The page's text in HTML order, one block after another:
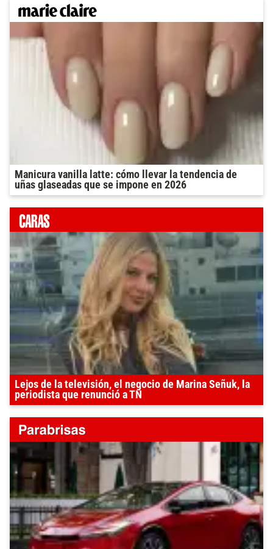
Manicura vanilla latte: cómo llevar la tendencia de
uñas glaseadas que se impone en 2026
Lejos de la televisión, el negocio de Marina Señuk, la
periodista que renunció a TN